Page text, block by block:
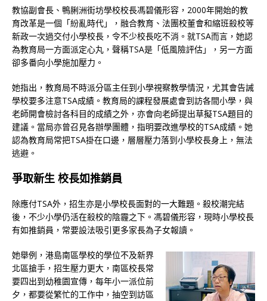
教協副會長、鴨脷洲街坊學校校長馮碧儀形容，2000年開始的教
育改革是一個「紛亂時代」，融合教育、法團校董會和縮班殺校等
新政一次過交付小學校長，令不少校長吃不消。就TSA而言，她認
為教育局一方面派定心丸，聲稱TSA是「低風險評估」，另一方面
卻多番向小學施加壓力。
她指出，教育局不時派分區主任到小學視察教學情況，尤其會告誡
學校要多注意TSA成績。教育局的課程發展處會到訪各間小學，與
老師開會檢討各科目的成績之外，亦會向老師提出草擬TSA題目的
建議。當局亦曾召見各辦學團體，指明要改進學校的TSA成績。她
認為教育局常把TSA掛在口邊，層層壓力落到小學校長身上，無法
逃避。
爭取新生 校長如推銷員
除應付TSA外，招生亦是小學校長面對的一大難題。殺校潮完結
後，不少小學仍活在殺校的陰霾之下。馮碧儀形容，現時小學校長
有如推銷員，常要設法吸引更多家長為子女報讀。
她舉例，港島南區學校的學位不及新界
北區搶手，招生壓力更大，南區校長常
要四出到幼稚園宣傳，每年小一派位前
夕，都要從繁忙的工作中，抽空到訪區